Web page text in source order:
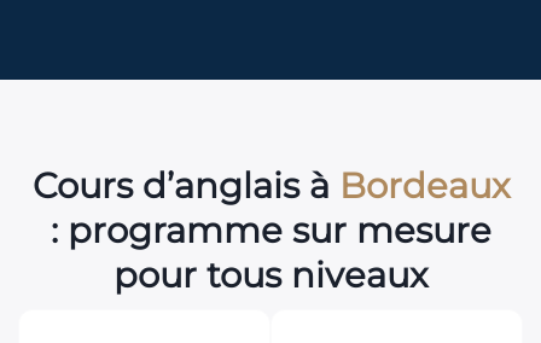
Cours d’anglais à Bordeaux
: programme sur mesure
pour tous niveaux